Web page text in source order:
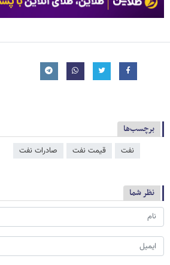
برچسب‌ها
نفت قیمت نفت صادرات نفت
نظر شما